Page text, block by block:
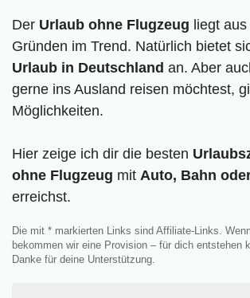
Der Urlaub ohne Flugzeug liegt
Gründen im Trend. Natürlich bietet
Urlaub in Deutschland an. Aber
gerne ins Ausland reisen möchtest,
Möglichkeiten.
Hier zeige ich dir die besten
ohne Flugzeug mit Auto, Bahn
erreichst.
Die mit * markierten Links sind Affiliate-Links.
bekommen wir eine Provision – für dich entstehen
Danke für deine Unterstützung.